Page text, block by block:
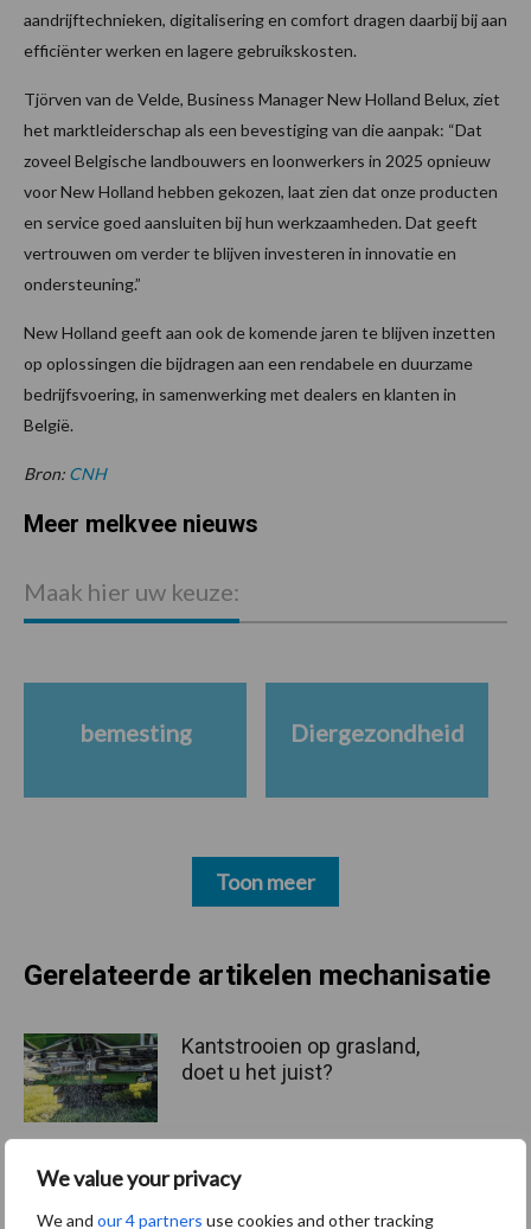
We value your privacy
We and our 4 partners use cookies and other tracking
aandrijftechnieken, digitalisering en comfort dragen daarbij bij aan
efficiënter werken en lagere gebruikskosten.
Tjörven van de Velde, Business Manager New Holland Belux, ziet
het marktleiderschap als een bevestiging van die aanpak: “Dat
zoveel Belgische landbouwers en loonwerkers in 2025 opnieuw
voor New Holland hebben gekozen, laat zien dat onze producten
en service goed aansluiten bij hun werkzaamheden. Dat geeft
vertrouwen om verder te blijven investeren in innovatie en
ondersteuning.”
New Holland geeft aan ook de komende jaren te blijven inzetten
op oplossingen die bijdragen aan een rendabele en duurzame
bedrijfsvoering, in samenwerking met dealers en klanten in
België.
Bron: CNH
Meer melkvee nieuws
Maak hier uw keuze:
bemesting Diergezondheid
Toon meer
Gerelateerde artikelen mechanisatie
Kantstrooien op grasland,
doet u het juist?